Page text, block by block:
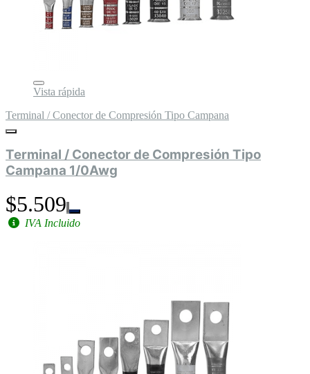
Vista rápida
Terminal / Conector de Compresión Tipo Campana
Terminal / Conector de Compresión Tipo
Campana 1/0Awg
$5.509
IVA Incluido